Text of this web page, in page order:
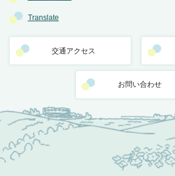
Translate
交通アクセス
お問い合わせ